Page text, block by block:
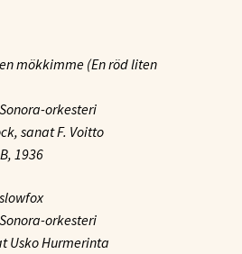
mökkimme (En röd liten
orkesteri
sanat F. Voitto
1936
orkesteri
Usko Hurmerinta